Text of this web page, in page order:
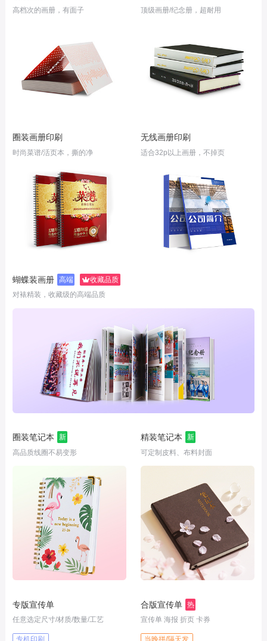
高档次的画册，有面子 顶级画册/纪念册，超耐用
圈装画册印刷
时尚菜谱/活页本，撕的净
无线画册印刷
适合32p以上画册，不掉页
蝴蝶装画册 高端
收藏品质
对裱精装，收藏级的高端品质
圈装笔记本
新
高品质线圈不易变形
精装笔记本
新
可定制皮料、布料封面
专版宣传单
任意选定尺寸/材质/数量/工艺
专机印刷
合版宣传单 热
宣传单 海报 折页 卡券
当晚拼/隔天发